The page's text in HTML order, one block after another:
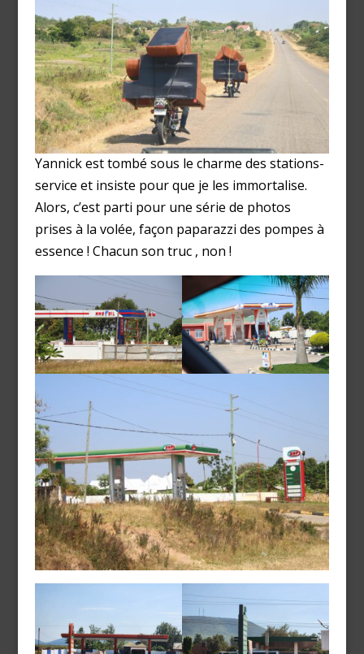
Yannick est tombé sous le charme des stations-
service et insiste pour que je les immortalise.
Alors, c’est parti pour une série de photos
prises à la volée, façon paparazzi des pompes à
essence ! Chacun son truc , non !